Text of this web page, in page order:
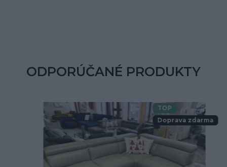
ODPORÚČANÉ PRODUKTY
TOP
Doprava zdarma